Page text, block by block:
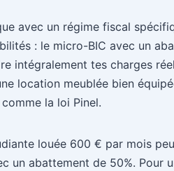
avec un régime fiscal
: le micro-BIC avec un
intégralement tes charges
location meublée bien
la loi Pinel.
louée 600 € par mois
un abattement de 50%. Pour